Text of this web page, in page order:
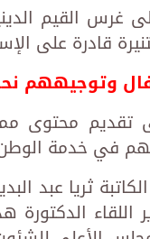
غرس القيم
قادرة على
وتوجيههم
تقديم محتوى
في خدمة
ثريا عبد
اللقاء